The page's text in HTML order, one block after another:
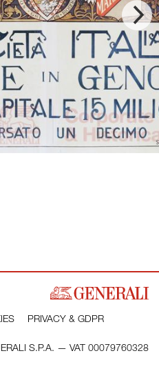
PRIVACY & GDPR
S.P.A. — VAT 00079760328